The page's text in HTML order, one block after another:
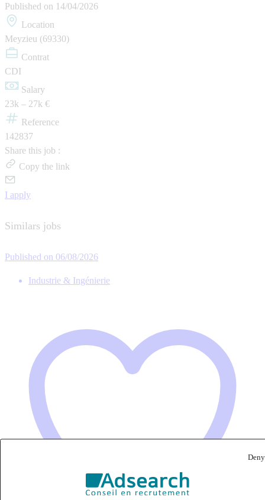
Deny
Published on 14/04/2026
Location
Meyzieu (69330)
Contrat
CDI
Salary
23k – 27k €
Reference
142837
Share this job :
Copy the link
I apply
Similars jobs
Published on 06/08/2026
Industrie & Ingénierie